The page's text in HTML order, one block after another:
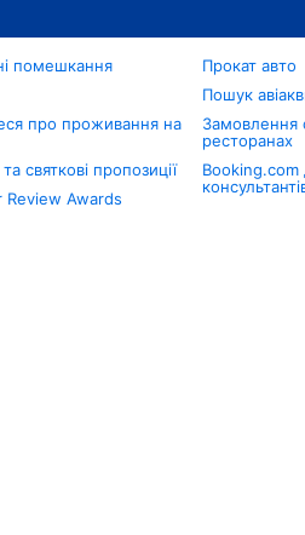
помешкання
про проживання на
святкові пропозиції
Review Awards
Прокат авто
Пошук
Замовлення
ресторанах
Booking.com